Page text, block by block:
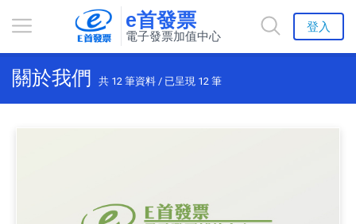
e首發票
電子發票加值中心
登入
關於我們 共 12 筆資料 / 已呈現 12 筆